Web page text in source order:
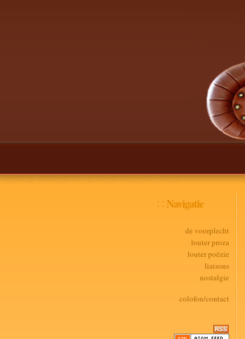
Navigatie
de voorplecht
louter proza
louter poëzie
liaisons
nostalgie
colofon/contact